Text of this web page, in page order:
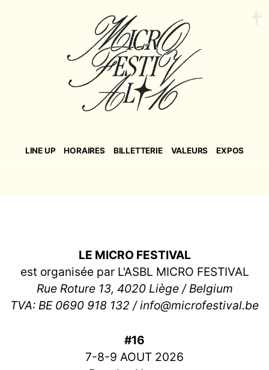
LINE UP HORAIRES BILLETTERIE VALEURS EXPOS
LE MICRO FESTIVAL
est organisée par L'ASBL MICRO FESTIVAL
Rue Roture 13, 4020 Liège / Belgium
TVA: BE 0690 918 132 / info@microfestival.be
#16
7-8-9 AOUT 2026